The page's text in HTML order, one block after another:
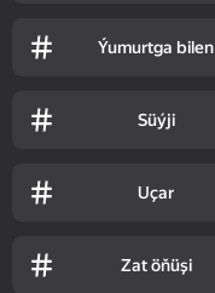
Ýumurtga bilen
Süýji
Uçar
Zat öňüşi